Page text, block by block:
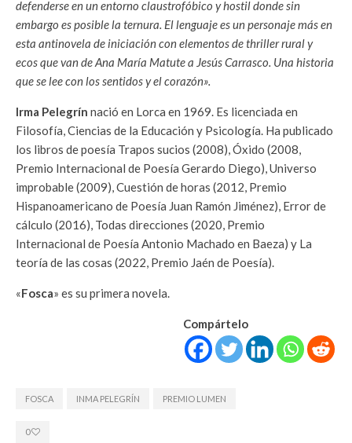
defenderse en un entorno claustrofóbico y hostil donde sin
embargo es posible la ternura. El lenguaje es un personaje más en
esta antinovela de iniciación con elementos de thriller rural y
ecos que van de Ana María Matute a Jesús Carrasco. Una historia
que se lee con los sentidos y el corazón».
Irma Pelegrín nació en Lorca en 1969. Es licenciada en
Filosofía, Ciencias de la Educación y Psicología. Ha publicado
los libros de poesía Trapos sucios (2008), Óxido (2008,
Premio Internacional de Poesía Gerardo Diego), Universo
improbable (2009), Cuestión de horas (2012, Premio
Hispanoamericano de Poesía Juan Ramón Jiménez), Error de
cálculo (2016), Todas direcciones (2020, Premio
Internacional de Poesía Antonio Machado en Baeza) y La
teoría de las cosas (2022, Premio Jaén de Poesía).
«Fosca» es su primera novela.
Compártelo
FOSCA INMA PELEGRÍN PREMIO LUMEN
0